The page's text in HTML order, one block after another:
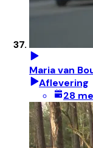
Maria van
Aflevering
28